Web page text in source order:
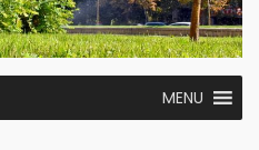
MENU